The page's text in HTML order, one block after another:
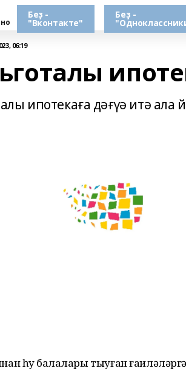
Беҙ -
"Вконтакте"
Беҙ -
06:19
ипотекаға дәғүә итә ала
һуң балалары тыуған